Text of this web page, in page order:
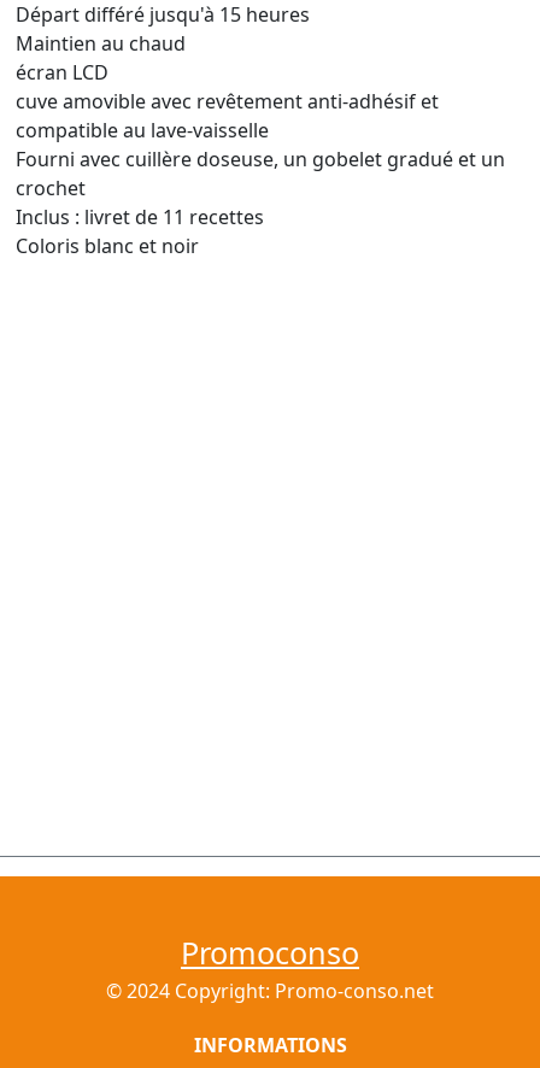
Départ différé jusqu'à 15 heures
Maintien au chaud
écran LCD
cuve amovible avec revêtement anti-adhésif et
compatible au lave-vaisselle
Fourni avec cuillère doseuse, un gobelet gradué et un
crochet
Inclus : livret de 11 recettes
Coloris blanc et noir
Promoconso
© 2024 Copyright: Promo-conso.net
INFORMATIONS